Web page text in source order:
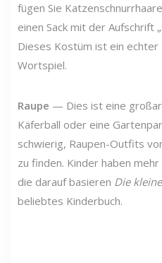
fügen Sie
einen Sack mit der Aufschrift
Dieses Kostüm ist ein echter
Wortspiel.
Raupe — Dies ist eine
Käferball oder eine
schwierig, Raupen-Outfits
zu finden. Kinder haben
die darauf basieren Die
beliebtes Kinderbuch.